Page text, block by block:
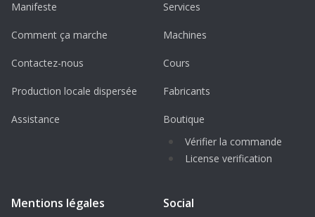
Manifeste
Comment ça marche
Contactez-nous
Production locale dispersée
Assistance
Services
Machines
Cours
Fabricants
Boutique
Vérifier la commande
License verification
Mentions légales Social